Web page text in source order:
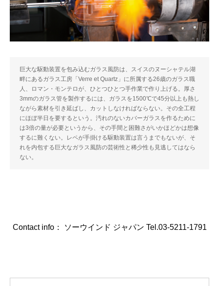
巨大な駆動装置を包み込むガラス風防は、スイスのヌーシャテル湖
畔にあるガラス工房「Verre et Quartz」に所属する26歳のガラス職
人、ロマン・モンテロが、ひとつひとつ手作業で作り上げる。厚さ
3mmのガラス管を製作するには、ガラスを1500℃で45分以上も熱し
ながら素材を引き延ばし、カットしなければならない。その全工程
にほぼ半日を要するという。汚れのないカバーガラスを作るために
は3倍の量が必要というから、その手間と困難さがいかほどかは想像
するに難くない。レペが手掛ける駆動装置は言うまでもないが、そ
れを内包する巨大なガラス風防の芸術性と稀少性も見逃してはなら
ない。
Contact info： ソーウインド ジャパン Tel.03-5211-1791